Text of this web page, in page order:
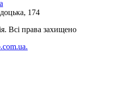
174
Всі права захищено
.